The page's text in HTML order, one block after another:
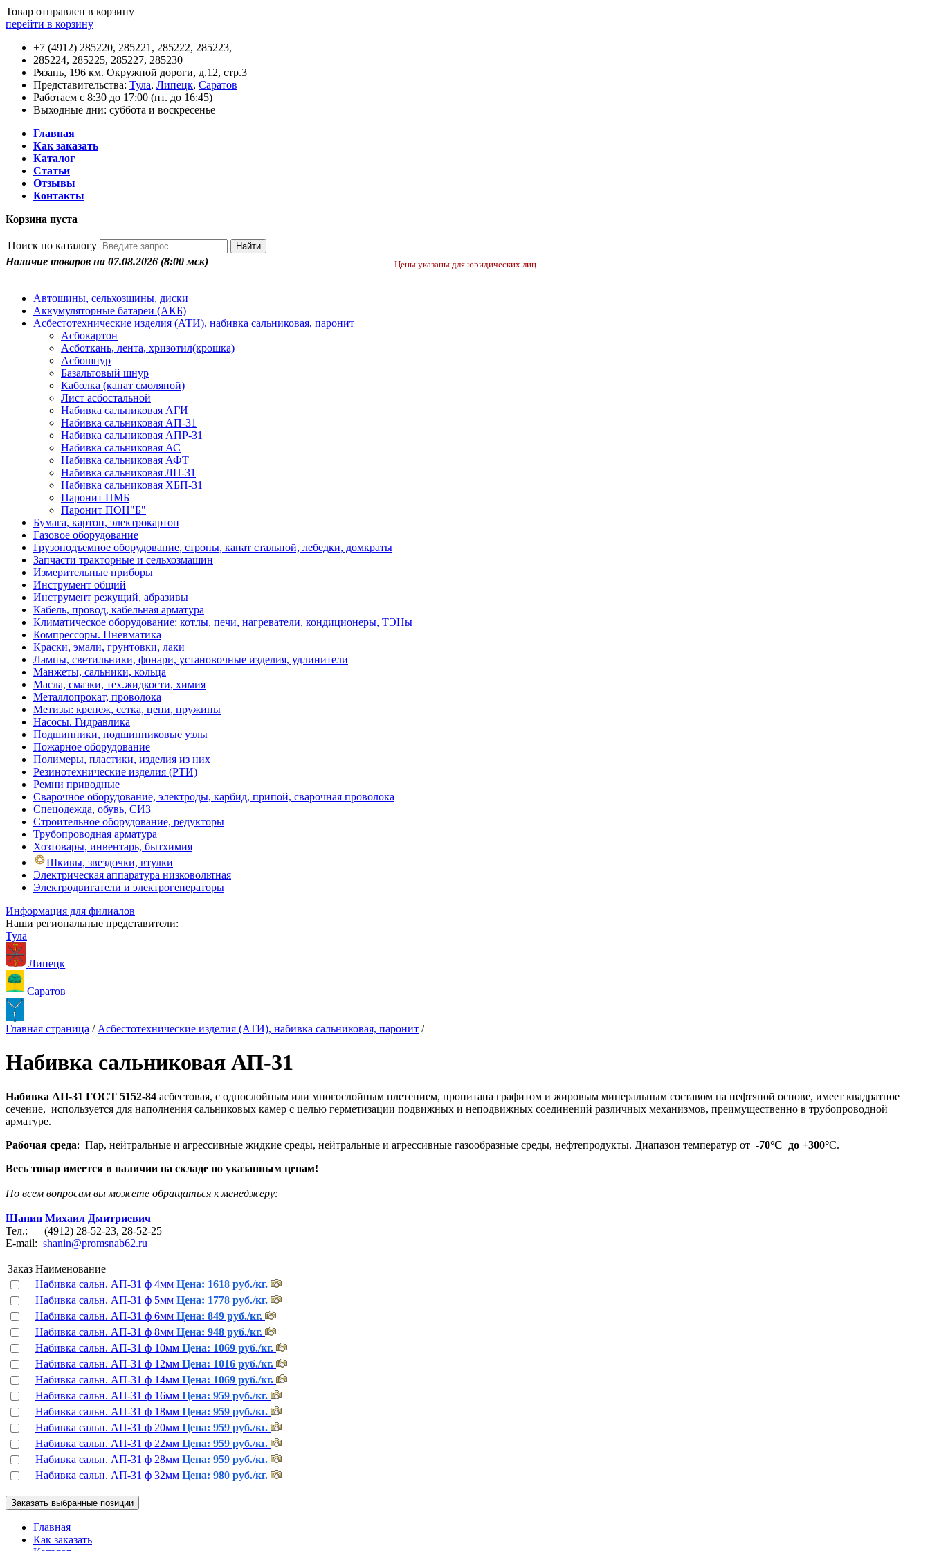
Товар отправлен в корзину
перейти в корзину
+7 (4912) 285220, 285221, 285222, 285223,
285224, 285225, 285227, 285230
Рязань, 196 км. Окружной дороги, д.12, стр.3
Представительства: Тула, Липецк, Саратов
Работаем с 8:30 до 17:00 (пт. до 16:45)
Выходные дни: суббота и воскресенье
Главная
Как заказать
Каталог
Статьи
Отзывы
Контакты
Корзина пуста
Поиск по каталогу
Наличие товаров на 07.08.2026 (8:00 мск) Цены указаны для юридических лиц
Автошины, сельхозшины, диски
Аккумуляторные батареи (АКБ)
Асбестотехнические изделия (АТИ), набивка сальниковая, паронит
Асбокартон
Асботкань, лента, хризотил(крошка)
Асбошнур
Базальтовый шнур
Каболка (канат смоляной)
Лист асбостальной
Набивка сальниковая АГИ
Набивка сальниковая АП-31
Набивка сальниковая АПР-31
Набивка сальниковая АС
Набивка сальниковая АФТ
Набивка сальниковая ЛП-31
Набивка сальниковая ХБП-31
Паронит ПМБ
Паронит ПОН"Б"
Бумага, картон, электрокартон
Газовое оборудование
Грузоподъемное оборудование, стропы, канат стальной, лебедки, домкраты
Запчасти тракторные и сельхозмашин
Измерительные приборы
Инструмент общий
Инструмент режущий, абразивы
Кабель, провод, кабельная арматура
Климатическое оборудование: котлы, печи, нагреватели, кондиционеры, ТЭНы
Компрессоры. Пневматика
Краски, эмали, грунтовки, лаки
Лампы, светильники, фонари, установочные изделия, удлинители
Манжеты, сальники, кольца
Масла, смазки, тех.жидкости, химия
Металлопрокат, проволока
Метизы: крепеж, сетка, цепи, пружины
Насосы. Гидравлика
Подшипники, подшипниковые узлы
Пожарное оборудование
Полимеры, пластики, изделия из них
Резинотехнические изделия (РТИ)
Ремни приводные
Сварочное оборудование, электроды, карбид, припой, сварочная проволока
Спецодежда, обувь, СИЗ
Строительное оборудование, редукторы
Трубопроводная арматура
Хозтовары, инвентарь, бытхимия
Шкивы, звездочки, втулки
Электрическая аппаратура низковольтная
Электродвигатели и электрогенераторы
Информация для филиалов
Наши региональные представители:
Тула
Липецк
Саратов
Главная страница / Асбестотехнические изделия (АТИ), набивка сальниковая, паронит /
Набивка сальниковая АП-31
Набивка АП-31 ГОСТ 5152-84 асбестовая, с однослойным или многослойным плетением, пропитана графитом и жировым минеральным составом на нефтяной основе, имеет квадратное
сечение, используется для наполнения сальниковых камер с целью герметизации подвижных и неподвижных соединений различных механизмов, преимущественно в трубопроводной
арматуре.
Рабочая среда: Пар, нейтральные и агрессивные жидкие среды, нейтральные и агрессивные газообразные среды, нефтепродукты. Диапазон температур от -70°С до +300°С.
Весь товар имеется в наличии на складе по указанным ценам!
По всем вопросам вы можете обращаться к менеджеру:
Шанин Михаил Дмитриевич
Тел.: (4912) 28-52-23, 28-52-25
E-mail: shanin@promsnab62.ru
Заказ Наименование
Набивка сальн. АП-31 ф 4мм Цена: 1618 руб./кг.
Набивка сальн. АП-31 ф 5мм Цена: 1778 руб./кг.
Набивка сальн. АП-31 ф 6мм Цена: 849 руб./кг.
Набивка сальн. АП-31 ф 8мм Цена: 948 руб./кг.
Набивка сальн. АП-31 ф 10мм Цена: 1069 руб./кг.
Набивка сальн. АП-31 ф 12мм Цена: 1016 руб./кг.
Набивка сальн. АП-31 ф 14мм Цена: 1069 руб./кг.
Набивка сальн. АП-31 ф 16мм Цена: 959 руб./кг.
Набивка сальн. АП-31 ф 18мм Цена: 959 руб./кг.
Набивка сальн. АП-31 ф 20мм Цена: 959 руб./кг.
Набивка сальн. АП-31 ф 22мм Цена: 959 руб./кг.
Набивка сальн. АП-31 ф 28мм Цена: 959 руб./кг.
Набивка сальн. АП-31 ф 32мм Цена: 980 руб./кг.
Главная
Как заказать